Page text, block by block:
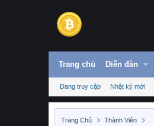
Trang chủ Diễn đàn
Đang truy cập Nhật ký mới
Trang Chủ Thành Viên